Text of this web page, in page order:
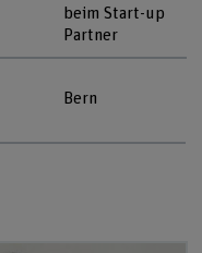
beim Start-up
Partner
Bern